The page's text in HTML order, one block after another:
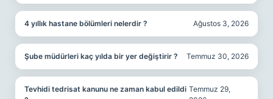
4 yıllık hastane bölümleri nelerdir ? Ağustos 3, 2026
Şube müdürleri kaç yılda bir yer değiştirir ? Temmuz 30, 2026
Tevhidi tedrisat kanunu ne zaman kabul edildi Temmuz 29,